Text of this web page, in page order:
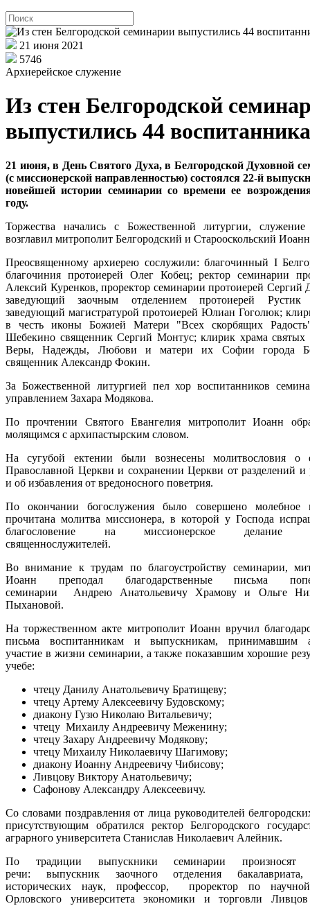
21 июня 2021
5746
Архиерейское служение
Из стен Белгородской
выпустились 44 воспитанника
21 июня, в День Святого Духа, в Белгородской Духовной
(с миссионерской направленностью) состоялся 22-й
новейшей истории семинарии со времени ее
году.
Торжества начались с Божественной литургии, служение
возглавил митрополит Белгородский и Старооскольский
Преосвященному архиерею сослужили: благочинный I
благочиния протоиерей Олег Кобец; ректор семинарии
Алексий Куренков, проректор семинарии протоиерей Сергий
заведующий заочным отделением протоиерей Рустик
заведующий магистратурой протоиерей Юлиан Гоголюк;
в честь иконы Божией Матери "Всех скорбящих
Шебекино священник Сергий Монтус; клирик храма святых
Веры, Надежды, Любови и матери их Софии города
священник Александр Фокин.
За Божественной литургией пел хор воспитанников
управлением Захара Модякова.
По прочтении Святого Евангелия митрополит Иоанн
молящимся с архипастырским словом.
На сугубой ектении были вознесены молитвословия о
Православной Церкви и сохранении Церкви от разделений и
и об избавления от вредоносного поветрия.
По окончании богослужения было совершено молебное
прочитана молитва миссионера, в которой у Господа
благословение на миссионерское делание
священнослужителей.
Во внимание к трудам по благоустройству семинарии,
Иоанн преподал благодарственные письма
семинарии
Андрею Анатольевичу Храмову и Ольге
Пыхановой.
На торжественном акте митрополит Иоанн вручил
письма воспитанникам и выпускникам, принимавшим
участие в жизни семинарии, а также показавшим хорошие
учебе:
чтецу Данилу Анатольевичу Братищеву;
чтецу Артему Алексеевичу Будовскому;
диакону Гузю Николаю Витальевичу;
чтецу Михаилу Андреевичу Меженину;
чтецу Захару Андреевичу Модякову;
чтецу Михаилу Николаевичу Шагимову;
диакону Иоанну Андреевичу Чибисову;
Ливцову Виктору Анатольевичу;
Сафонову Александру Алексеевичу.
Со словами поздравления от лица руководителей
присутствующим обратился ректор Белгородского
аграрного университета Станислав Николаевич Алейник.
По традиции выпускники семинарии произносят
речи: выпускник заочного отделения
исторических наук, профессор, проректор по
Орловского университета экономики и торговли